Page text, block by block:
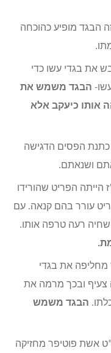
הבגד מופיע כהוכחה
את בגדי עשו כדי
הבגד משמש את
אותו כיעקב אלא
כתנת הפסים הדגישה
ושנאתם.
הייתה הפריט שהורידו
עורר בהם קנאה. עם
רעה טרפה אותו.
את בגדי
צעיף ובכך מרמה את
הבגד משמש
אשת פוטיפר מחזיקה